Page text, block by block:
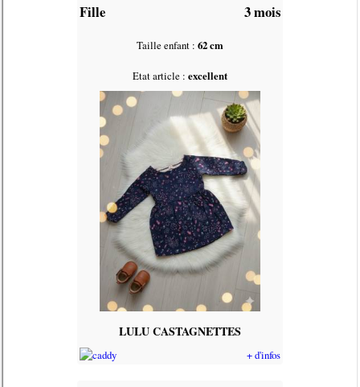
Fille 3 mois
Taille enfant : 62 cm
Etat article : excellent
LULU CASTAGNETTES
+ d'infos